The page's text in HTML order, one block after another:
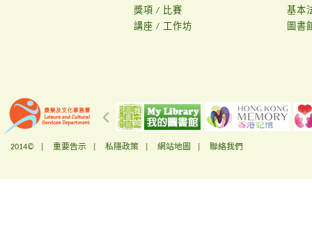
獎項 / 比賽
講座 / 工作坊
基本
圖書
2014© | 重要告示 私隱政策 網站地圖 聯絡我們